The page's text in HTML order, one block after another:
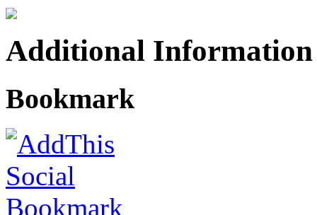
Additional Information
Bookmark